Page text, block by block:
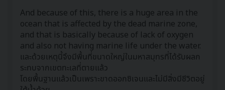
And because of this, there is a huge area in the
ocean that is affected by the dead marine zone,
and that is basically because of lack of oxygen
and also not having marine life under the water.
และด้วยเหตุนี้จึงมีพื้นที่ขนาดใหญ่ในมหาสมุทรที่ได้รับผลก
ระทบจากเขตทะเลที่ตายแล้ว
โดยพื้นฐานแล้วเป็นเพราะขาดออกซิเจนและไม่มีสิ่งมีชีวิตอยู่